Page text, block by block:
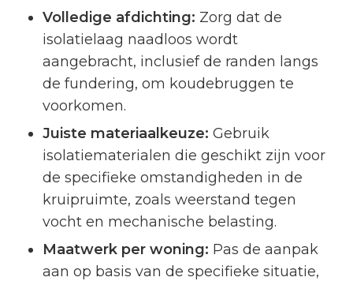
Volledige afdichting: Zorg dat de
isolatielaag naadloos wordt
aangebracht, inclusief de randen langs
de fundering, om koudebruggen te
voorkomen.
Juiste materiaalkeuze: Gebruik
isolatiematerialen die geschikt zijn voor
de specifieke omstandigheden in de
kruipruimte, zoals weerstand tegen
vocht en mechanische belasting.
Maatwerk per woning: Pas de aanpak
aan op basis van de specifieke situatie,